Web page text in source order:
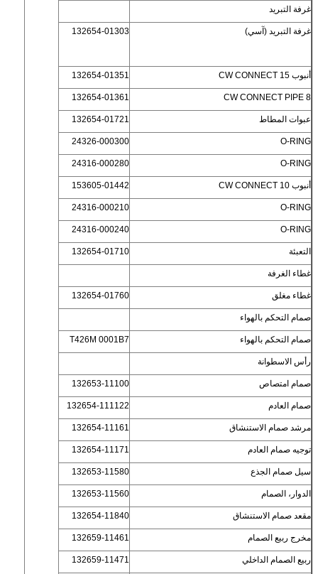
غرفة التبريد
غرفة التبريد (آسي) 132654-01303
أنبوب CW CONNECT 15 132654-01351
CW CONNECT PIPE 8
132654-01361
عبوات المطاط 132654-01721
O-RING
24326-000300
O-RING
24316-000280
أنبوب CW CONNECT 10 153605-01442
O-RING
24316-000210
O-RING
24316-000240
التعبئة 132654-01710
غطاء الغرفة
غطاء مغلق 132654-01760
صمام التحكم بالهواء
صمام التحكم بالهواء T426M 0001B7
رأس الاسطوانة
صمام امتصاص 132653-11100
صمام العادم 132654-111122
مرشد صمام الاستنشاق 132654-11161
توجيه صمام العادم 132654-11171
سيل صمام الجذع 132653-11580
الدوار، الصمام 132653-11560
مقعد صمام الاستنشاق 132654-11840
مخرج ربيع الصمام 132659-11461
ربيع الصمام الداخلي 132659-11471